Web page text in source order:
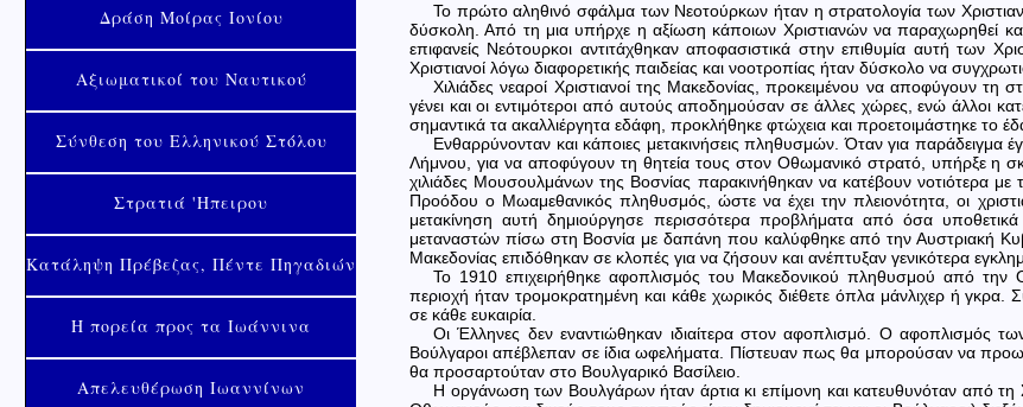
Δράση Μοίρας Ιονίου
Αξιωματικοί του Ναυτικού
Σύνθεση του Ελληνικού Στόλου
Στρατιά 'Ηπειρου
Κατάληψη Πρέβεζας, Πέντε Πηγαδιών
Η πορεία προς τα Ιωάννινα
Απελευθέρωση Ιωαννίνων
Το πρώτο αληθινό σφάλμα των Νεοτούρκων ήταν η στρατολογία των
δύσκολη. Από τη μια υπήρχε η αξίωση κάποιων Χριστιανών να παραχωρηθεί
επιφανείς Νεότουρκοι αντιτάχθηκαν αποφασιστικά στην επιθυμία αυτή των
Χριστιανοί λόγω διαφορετικής παιδείας και νοοτροπίας ήταν δύσκολο να
Χιλιάδες νεαροί Χριστιανοί της Μακεδονίας, προκειμένου να αποφύγουν τη
γένει και οι εντιμότεροι από αυτούς αποδημούσαν σε άλλες χώρες, ενώ άλλοι
σημαντικά τα ακαλλιέργητα εδάφη, προκλήθηκε φτώχεια και προετοιμάστηκε το
Ενθαρρύνονταν και κάποιες μετακινήσεις πληθυσμών. Όταν για παράδειγμα
Λήμνου, για να αποφύγουν τη θητεία τους στον Οθωμανικό στρατό, υπήρξε η
χιλιάδες Μουσουλμάνων της Βοσνίας παρακινήθηκαν να κατέβουν νοτιότερα
Προόδου ο Μωαμεθανικός πληθυσμός, ώστε να έχει την πλειονότητα, οι
μετακίνηση αυτή δημιούργησε περισσότερα προβλήματα από όσα
μεταναστών πίσω στη Βοσνία με δαπάνη που καλύφθηκε από την Αυστριακή
Μακεδονίας επιδόθηκαν σε κλοπές για να ζήσουν και ανέπτυξαν γενικότερα
Το 1910 επιχειρήθηκε αφοπλισμός του Μακεδονικού πληθυσμού από την
περιοχή ήταν τρομοκρατημένη και κάθε χωρικός διέθετε όπλα μάνλιχερ ή
σε κάθε ευκαιρία.
Οι Έλληνες δεν εναντιώθηκαν ιδιαίτερα στον αφοπλισμό. Ο αφοπλισμός
Βούλγαροι απέβλεπαν σε ίδια ωφελήματα. Πίστευαν πως θα μπορούσαν να
θα προσαρτούταν στο Βουλγαρικό Βασίλειο.
Η οργάνωση των Βουλγάρων ήταν άρτια κι επίμονη και κατευθυνόταν από τη